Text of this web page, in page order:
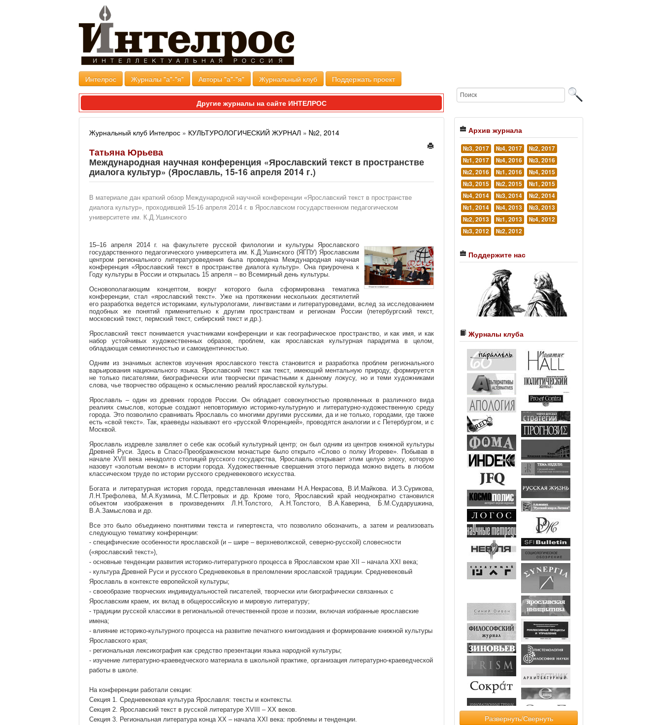
Интелрос Журналы "а"-"я" Авторы "а"-"я" Журнальный клуб Поддержать проект
Другие журналы на сайте ИНТЕЛРОС
Журнальный клуб Интелрос » КУЛЬТУРОЛОГИЧЕСКИЙ ЖУРНАЛ » №2, 2014
Татьяна Юрьева
Международная научная конференция «Ярославский текст в пространстве
диалога культур» (Ярославль, 15-16 апреля 2014 г.)
В материале дан краткий обзор Международной научной конференции «Ярославский текст в пространстве
диалога культур», проходившей 15-16 апреля 2014 г. в Ярославском государственном педагогическом
университете им. К.Д.Ушинского
15–16 апреля 2014 г. на факультете русской филологии и культуры Ярославского
государственного педагогического университета им. К.Д.Ушинского (ЯГПУ) Ярославским
центром регионального литературоведения была проведена Международная научная
конференция «Ярославский текст в пространстве диалога культур». Она приурочена к
Году культуры в России и открылась 15 апреля – во Всемирный день культуры.
Основополагающим концептом, вокруг которого была сформирована тематика
конференции, стал «ярославский текст». Уже на протяжении нескольких десятилетий
его разработка ведется историками, культурологами, лингвистами и литературоведами, вслед за исследованием
подобных же понятий применительно к другим пространствам и регионам России (петербургский текст,
московский текст, пермский текст, сибирский текст и др.).
Ярославский текст понимается участниками конференции и как географическое пространство, и как имя, и как
набор устойчивых художественных образов, проблем, как ярославская культурная парадигма в целом,
обладающая семиотичностью и самоидентичностью.
Одним из значимых аспектов изучения ярославского текста становится и разработка проблем регионального
варьирования национального языка. Ярославский текст как текст, имеющий ментальную природу, формируется
не только писателями, биографически или творчески причастными к данному локусу, но и теми художниками
слова, чье творчество обращено к осмыслению реалий ярославской культуры.
Ярославль – один из древних городов России. Он обладает совокупностью проявленных в различного вида
реалиях смыслов, которые создают неповторимую историко-культурную и литературно-художественную среду
города. Это позволило сравнивать Ярославль со многими другими русскими, да и не только, городами, где также
есть «свой текст». Так, краеведы называют его «русской Флоренцией», проводятся аналогии и с Петербургом, и с
Москвой.
Ярославль издревле заявляет о себе как особый культурный центр; он был одним из центров книжной культуры
Древней Руси. Здесь в Спасо-Преображенском монастыре было открыто «Слово о полку Игореве». Побывав в
начале XVII века ненадолго столицей русского государства, Ярославль открывает этим целую эпоху, которую
назовут «золотым веком» в истории города. Художественные свершения этого периода можно видеть в любом
классическом труде по истории русского средневекового искусства.
Богата и литературная история города, представленная именами Н.А.Некрасова, В.И.Майкова. И.З.Сурикова,
Л.Н.Трефолева, М.А.Кузмина, М.С.Петровых и др. Кроме того, Ярославский край неоднократно становился
объектом изображения в произведениях Л.Н.Толстого, А.Н.Толстого, В.А.Каверина, Б.М.Сударушкина,
В.А.Замыслова и др.
Все это было объединено понятиями текста и гипертекста, что позволило обозначить, а затем и реализовать
следующую тематику конференции:
- специфические особенности ярославской (и – шире – верхневолжской, северно-русской) словесности
(«ярославский текст»),
- основные тенденции развития историко-литературного процесса в Ярославском крае XII – начала XXI века;
- культура Древней Руси и русского Средневековья в преломлении ярославской традиции. Средневековый
Ярославль в контексте европейской культуры;
- своеобразие творческих индивидуальностей писателей, творчески или биографически связанных с
Ярославским краем, их вклад в общероссийскую и мировую литературу;
- традиции русской классики в региональной отечественной прозе и поэзии, включая избранные ярославские
имена;
- влияние историко-культурного процесса на развитие печатного книгоиздания и формирование книжной культуры
Ярославского края;
- региональная лексикография как средство презентации языка народной культуры;
- изучение литературно-краеведческого материала в школьной практике, организация литературно-краеведческой
работы в школе.
На конференции работали секции:
Секция 1. Средневековая культура Ярославля: тексты и контексты.
Секция 2. Ярославский текст в русской литературе XVIII – XX веков.
Секция 3. Региональная литература конца ХХ – начала XXI века: проблемы и тенденции.
Архив журнала
№3, 2017 №4, 2017
№2, 2017
№1, 2017
№4, 2016
№3, 2016
№2, 2016
№1, 2016
№4, 2015
№3, 2015
№2, 2015
№1, 2015
№4, 2014
№3, 2014
№2, 2014
№1, 2014
№4, 2013
№3, 2013
№2, 2013
№1, 2013
№4, 2012
№3, 2012
№2, 2012
Поддержите нас
Журналы клуба
Развернуть/Свернуть